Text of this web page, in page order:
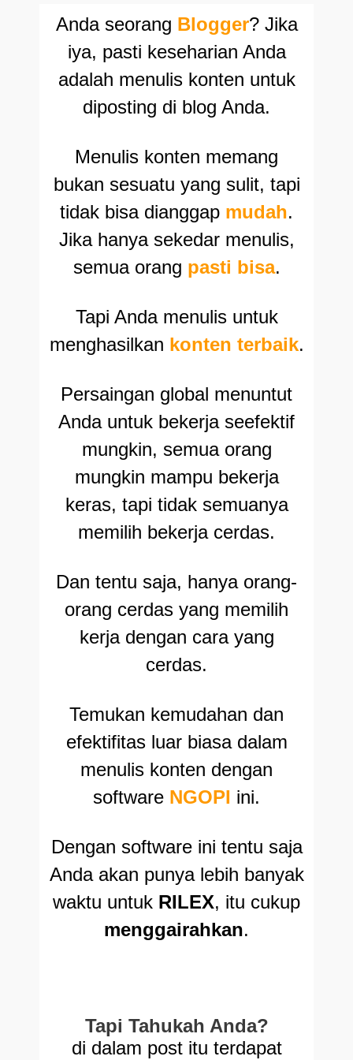
Anda seorang Blogger? Jika
iya, pasti keseharian Anda
adalah menulis konten untuk
diposting di blog Anda.
Menulis konten memang
bukan sesuatu yang sulit, tapi
tidak bisa dianggap mudah.
Jika hanya sekedar menulis,
semua orang pasti bisa.
Tapi Anda menulis untuk
menghasilkan konten terbaik.
Persaingan global menuntut
Anda untuk bekerja seefektif
mungkin, semua orang
mungkin mampu bekerja
keras, tapi tidak semuanya
memilih bekerja cerdas.
Dan tentu saja, hanya orang-
orang cerdas yang memilih
kerja dengan cara yang
cerdas.
Temukan kemudahan dan
efektifitas luar biasa dalam
menulis konten dengan
software NGOPI ini.
Dengan software ini tentu saja
Anda akan punya lebih banyak
waktu untuk RILEX, itu cukup
menggairahkan.
Tapi Tahukah Anda?
di dalam post itu terdapat